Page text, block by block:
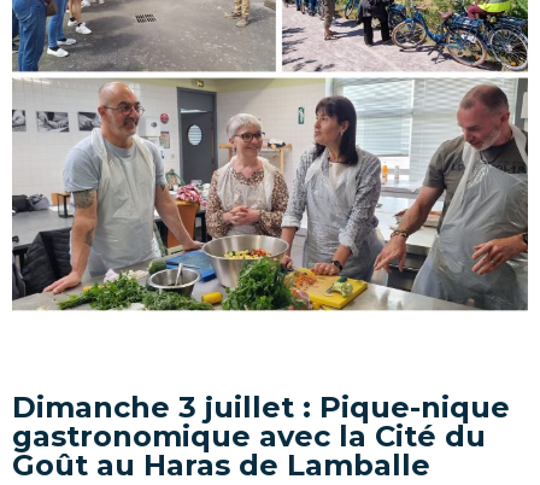
Dimanche 3 juillet : Pique-nique
gastronomique avec la Cité du
Goût au Haras de Lamballe